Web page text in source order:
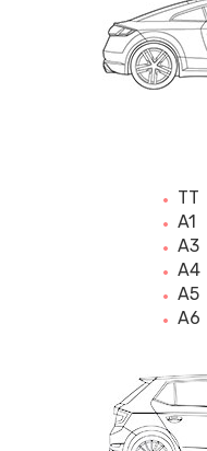
TT
A1
A3
A4
A5
A6